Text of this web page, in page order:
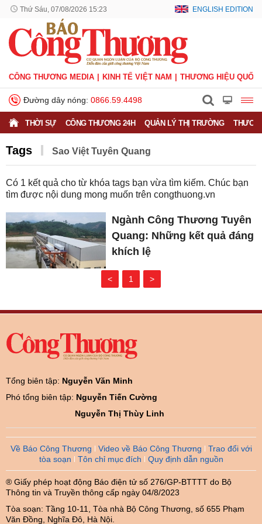
Thứ Sáu, 07/08/2026 15:23 ENGLISH EDITION
CÔNG THƯƠNG MEDIA KINH TẾ VIỆT NAM THƯƠNG HIỆU QUỐC
Đường dây nóng: 0866.59.4498
THỜI SỰ CÔNG THƯƠNG 24H QUẢN LÝ THỊ TRƯỜNG
Tags Sao Việt Tuyên Quang
Có 1 kết quả cho từ khóa tags bạn vừa tìm kiếm. Chúc bạn
tìm được nội dung mong muốn trên congthuong.vn
Ngành Công Thương Tuyên
Quang: Những kết quả đáng
khích lệ
< 1 >
Tổng biên tập: Nguyễn Văn Minh
Phó tổng biên tập: Nguyễn Tiến Cường
Nguyễn Thị Thùy Linh
Về Báo Công Thương Video về Báo Công Thương
Trao đổi với
tòa soạn
Tôn chỉ mục đích Quy định dẫn nguồn
® Giấy phép hoạt động Báo điện tử số 276/GP-BTTTT do Bộ
Thông tin và Truyền thông cấp ngày 04/8/2023
Tòa soạn: Tầng 10-11, Tòa nhà Bộ Công Thương, số 655 Phạm
Văn Đồng, Nghĩa Đô, Hà Nội.